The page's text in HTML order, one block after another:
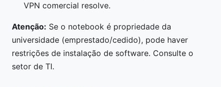
VPN comercial resolve.
Atenção: Se o notebook é propriedade da
universidade (emprestado/cedido), pode haver
restrições de instalação de software. Consulte o
setor de TI.